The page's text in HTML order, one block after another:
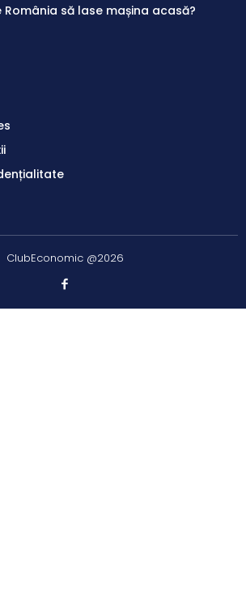
să lase mașina acasă?
ClubEconomic @2026